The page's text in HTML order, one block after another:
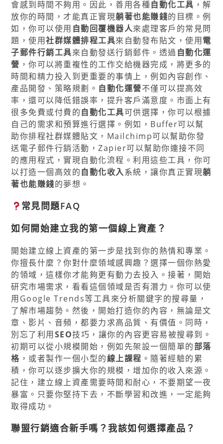
會感到時間不夠用。因此，善用各種自動化工具 ，解
放你的時間，才能真正實現躺著也能賺錢的目標。例
如，你可以使用 自動回覆機器人來處理客戶的常見問
題，使用社群媒體排程工具來自動發布貼文，使用電
子郵件行銷工具來自動發送行銷郵件。透過 自動化運
營 ，你可以將重複性的工作交給機器完成，將更多的
時間和精力投入到更重要的事情上，例如內容創作、
產品開發、策略規劃。 自動化運營不僅可以提高效
率，還可以降低錯誤率，提升客戶滿意度。市面上有
很多免費或付費的自動化工具可供選擇，你可以根據
自己的需求和預算進行選擇。例如，Buffer可以幫
助你排程社群媒體貼文，Mailchimp可以幫助你發
送電子郵件行銷活動，Zapier可以幫助你連接不同
的應用程式，實現自動化流程。利用這些工具，你可
以打造一個高效的自動化收入系統，讓你真正實現躺
著也能賺錢的夢想。
常見問題FAQ
如何開始建立我的第一個線上資產？
開始建立線上資產的第一步是找到你的熱情和專業。
你擅長什麼？你對什麼領域感興趣？選擇一個你熱愛
的領域，這樣你才能夠更有動力去投入。接著，開始
研究市場需求，看看這個領域是否有潛力。你可以使
用Google Trends等工具來分析關鍵字的搜尋量，
了解市場趨勢。然後，開始打造你的內容，無論是文
章、影片、音頻，都要力求高品質、有價值。同時，
別忘了利用SEO技巧，讓你的內容更容易被搜尋到。
初期可以從小規模開始，例如先架設一個簡單的部落
格 ，或者製作一個小型的線上課程 。隨著經驗的累
積，你可以逐步擴大你的規模，增加你的收入來源。
記住，建立線上資產需要時間和耐心，不要期望一夜
暴富。只要你堅持下去，不斷學習和改進，一定能夠
取得成功。
聯盟行銷適合新手嗎？我該如何選擇產品？